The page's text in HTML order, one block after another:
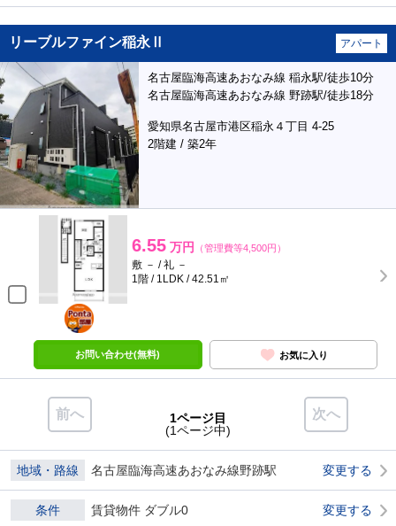
リーブルファイン稲永Ⅱ アパート
名古屋臨海高速あおなみ線 稲永駅/徒歩10分
名古屋臨海高速あおなみ線 野跡駅/徒歩18分
愛知県名古屋市港区稲永４丁目 4-25
2階建 / 築2年
6.55 万円 （管理費等4,500円）
敷 － / 礼 －
1階 / 1LDK / 42.51㎡
ポンタ
部屋
お問い合わせ(無料) お気に入り
前へ 次へ
1ページ目
(1ページ中)
地域・路線 名古屋臨海高速あおなみ線野跡駅 変更する
条件 賃貸物件 ダブル0 変更する